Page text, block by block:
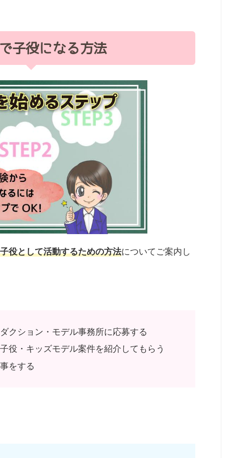
子役になる方法
役として活動するための方法についてご案内し
クション・モデル事務所に応募する
役・キッズモデル案件を紹介してもらう
をする